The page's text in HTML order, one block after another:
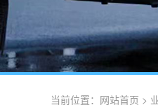
当前位置： 网站首页 >